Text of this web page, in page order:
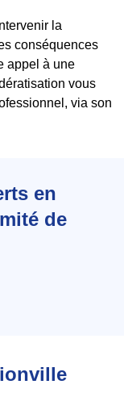
la
conséquences
appel à une
vous
via son
en
de